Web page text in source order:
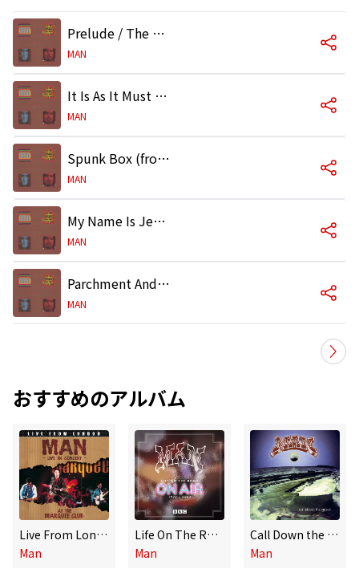
Prelude / The Storm (from '2 Ozs. Of Plastic With A Hole In The Middle' LP)
MAN
It Is As It Must Be
MAN
Spunk Box (from '2 Ozs. Of Plastic With A Hole In The Middle' LP)
MAN
My Name Is Jesus Smith
MAN
Parchment And Candles
MAN
おすすめのアルバム
Live From London
Man
Life On The Road: On Air 1972-1983 (Live)
Man
Call Down the Moon
Man